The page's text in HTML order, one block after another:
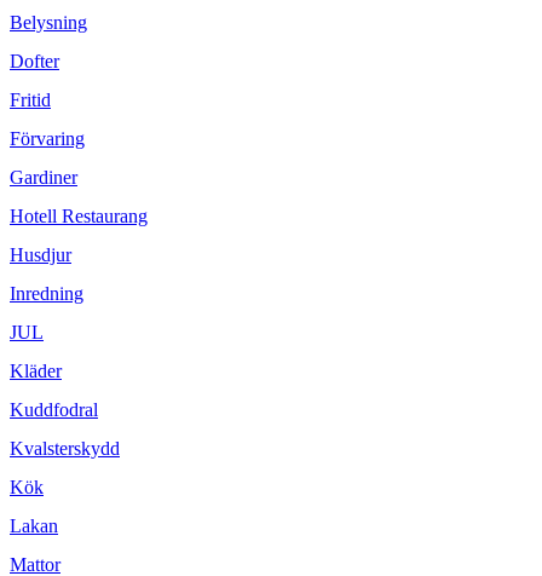
Belysning
Dofter
Fritid
Förvaring
Gardiner
Hotell Restaurang
Husdjur
Inredning
JUL
Kläder
Kuddfodral
Kvalsterskydd
Kök
Lakan
Mattor